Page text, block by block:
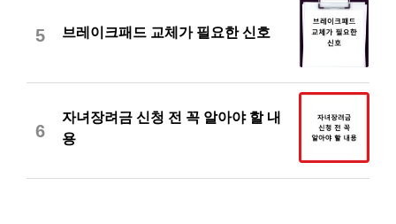
5 브레이크패드 교체가 필요한 신호
6
자녀장려금 신청 전 꼭 알아야 할 내
용